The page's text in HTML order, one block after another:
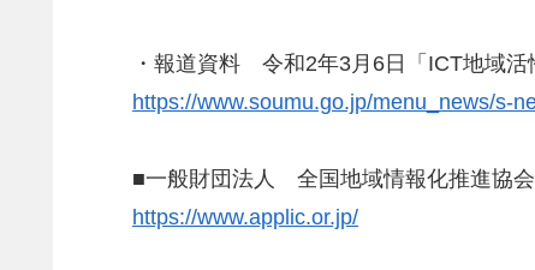
・報道資料 令和2年3月6日「ICT地域
https://www.soumu.go.jp/menu_news/s-
■一般財団法人 全国地域情報化推進協
https://www.applic.or.jp/